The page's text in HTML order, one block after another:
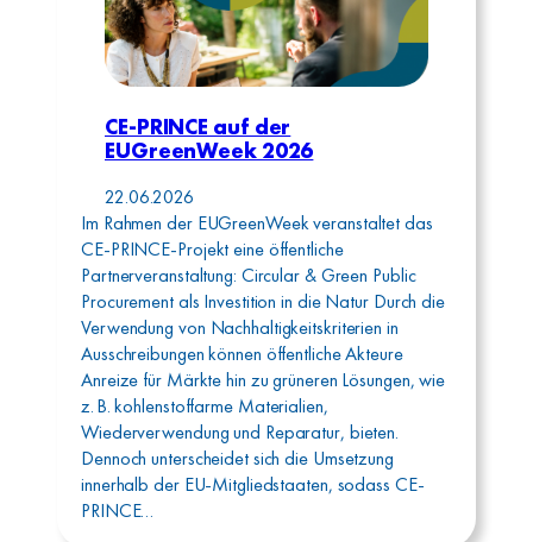
CE-PRINCE auf der
EUGreenWeek 2026
22.06.2026
Im Rahmen der EUGreenWeek veranstaltet das
CE-PRINCE-Projekt eine öffentliche
Partnerveranstaltung: Circular & Green Public
Procurement als Investition in die Natur Durch die
Verwendung von Nachhaltigkeitskriterien in
Ausschreibungen können öffentliche Akteure
Anreize für Märkte hin zu grüneren Lösungen, wie
z. B. kohlenstoffarme Materialien,
Wiederverwendung und Reparatur, bieten.
Dennoch unterscheidet sich die Umsetzung
innerhalb der EU-Mitgliedstaaten, sodass CE-
PRINCE…